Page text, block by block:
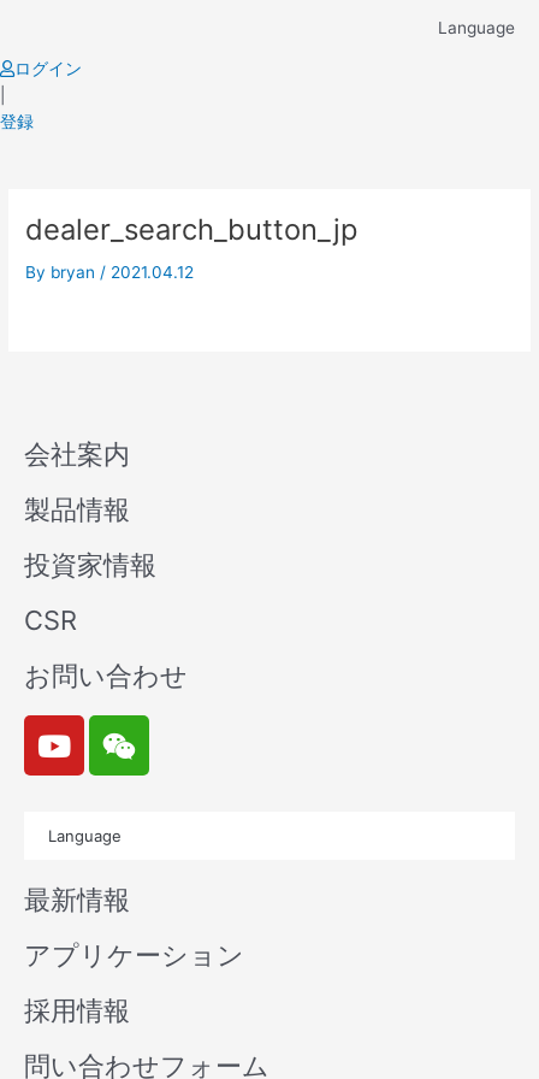
content
Language
ログイン
登録
dealer_search_button_jp
By bryan / 2021.04.12
会社案内
製品情報
投資家情報
CSR
お問い合わせ
Y
o
u
b
e
W
e
i
n
Language
最新情報
アプリケーション
採用情報
問い合わせフォーム